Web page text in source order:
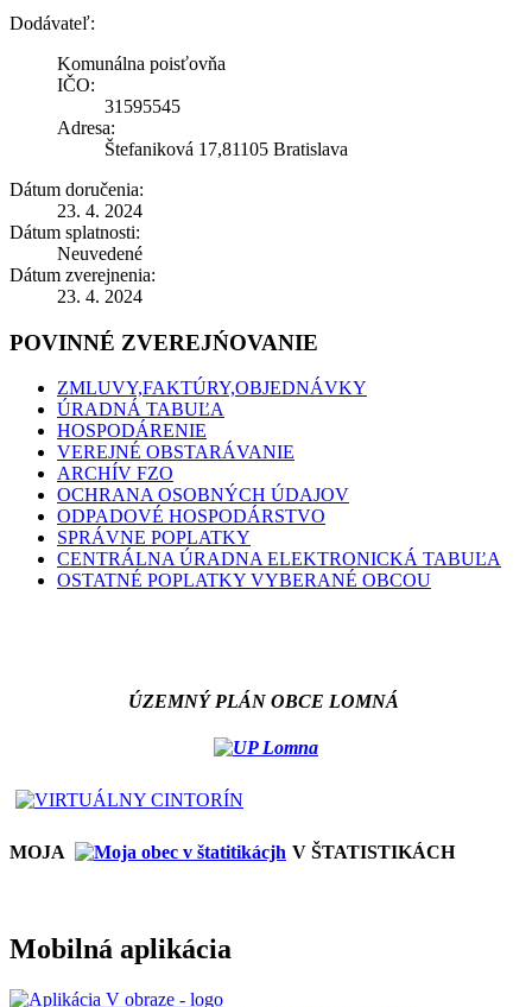
Dodávateľ:
Komunálna poisťovňa
IČO:
31595545
Adresa:
Štefaniková 17,81105 Bratislava
Dátum doručenia:
23. 4. 2024
Dátum splatnosti:
Neuvedené
Dátum zverejnenia:
23. 4. 2024
POVINNÉ ZVEREJŃOVANIE
ZMLUVY,FAKTÚRY,OBJEDNÁVKY
ÚRADNÁ TABUĽA
HOSPODÁRENIE
VEREJNÉ OBSTARÁVANIE
ARCHÍV FZO
OCHRANA OSOBNÝCH ÚDAJOV
ODPADOVÉ HOSPODÁRSTVO
SPRÁVNE POPLATKY
CENTRÁLNA ÚRADNA ELEKTRONICKÁ TABUĽA
OSTATNÉ POPLATKY VYBERANÉ OBCOU
ÚZEMNÝ PLÁN OBCE LOMNÁ
MOJA V ŠTATISTIKÁCH
Mobilná aplikácia